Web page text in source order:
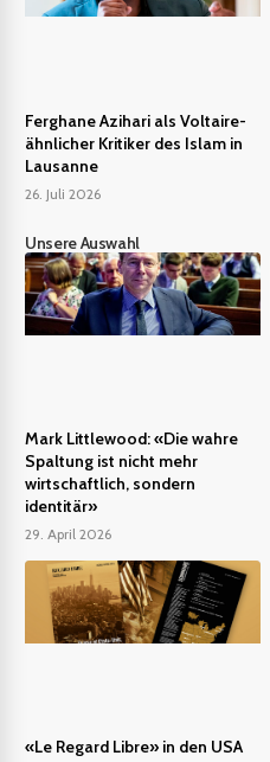
Ferghane Azihari als Voltaire-
ähnlicher Kritiker des Islam in
Lausanne
26. Juli 2026
Unsere Auswahl
Mark Littlewood: «Die wahre
Spaltung ist nicht mehr
wirtschaftlich, sondern
identitär»
29. April 2026
«Le Regard Libre» in den USA